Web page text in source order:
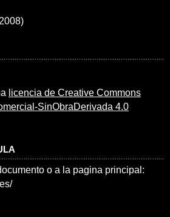
licencia de Creative Commons
SinObraDerivada 4.0
o a la pagina principal: